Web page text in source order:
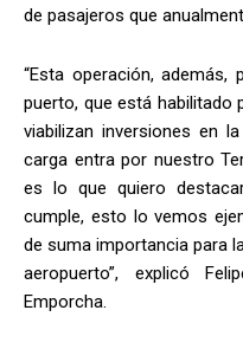
de pasajeros que
“Esta operación, además,
puerto, que está habilitado
viabilizan inversiones en
carga entra por nuestro
es lo que quiero
cumple, esto lo vemos
de suma importancia para
aeropuerto”, explicó
Emporcha.